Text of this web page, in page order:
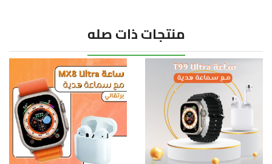
منتجات ذات صله